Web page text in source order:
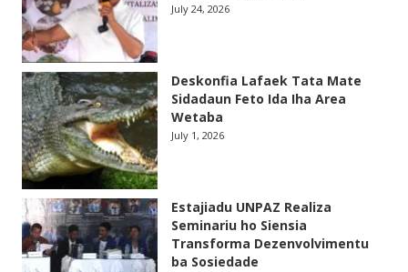
July 24, 2026
Deskonfia Lafaek Tata Mate
Sidadaun Feto Ida Iha Area
Wetaba
July 1, 2026
Estajiadu UNPAZ Realiza
Seminariu ho Siensia
Transforma Dezenvolvimentu
ba Sosiedade